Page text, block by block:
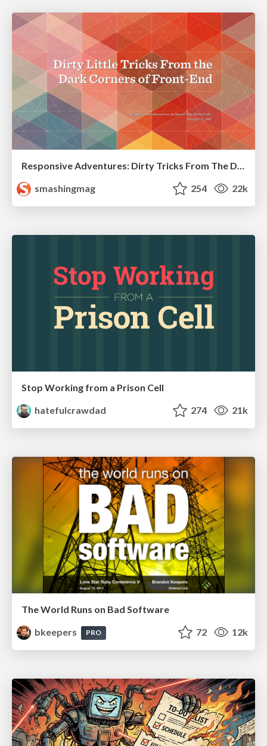
smashingmag
254 22k
Stop Working from a Prison Cell
hatefulcrawdad
274 21k
The World Runs on Bad Software
bkeepers
PRO 72 12k